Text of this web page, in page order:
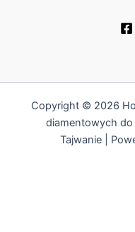
Copyright © 2026
diamentowych do
Tajwanie |